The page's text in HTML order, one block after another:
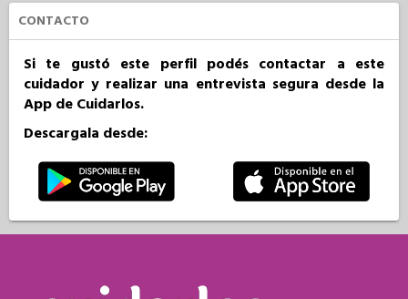
CONTACTO
Si te gustó este perfil podés contactar a este
cuidador y realizar una entrevista segura desde la
App de Cuidarlos.
Descargala desde: